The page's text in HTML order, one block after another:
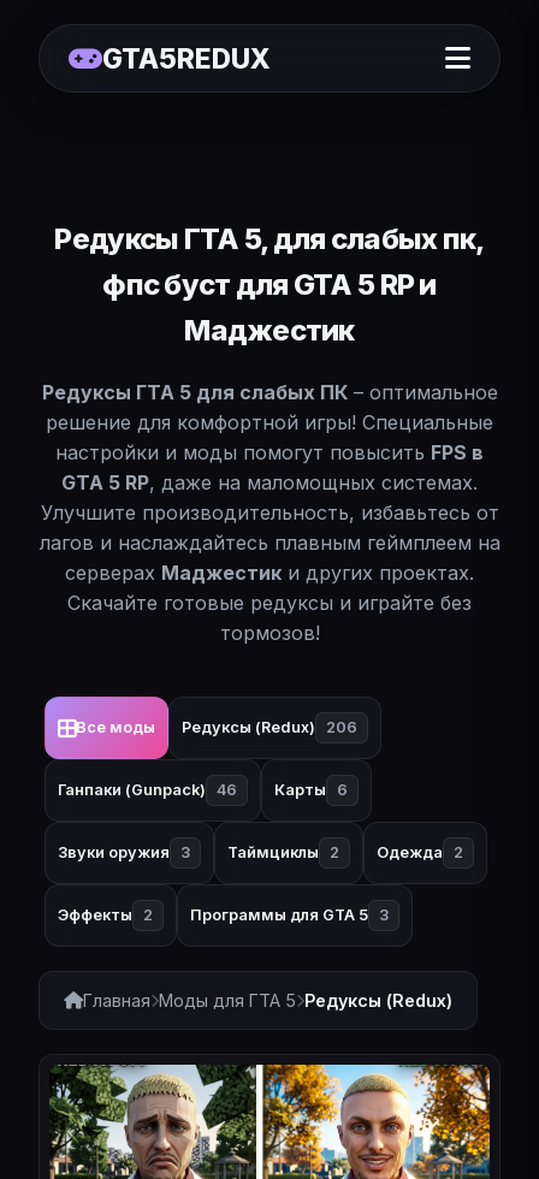
GTA5REDUX
Редуксы ГТА 5, для слабых пк,
фпс буст для GTA 5 RP и
Маджестик
Редуксы ГТА 5 для слабых ПК– оптимальное
решение для комфортной игры! Специальные
настройки и моды помогут повысить FPS в
GTA 5 RP, даже на маломощных системах.
Улучшите производительность, избавьтесь от
лагов и наслаждайтесь плавным геймплеем на
серверах Маджестик и других проектах.
Скачайте готовые редуксы и играйте без
тормозов!
Все моды Редуксы (Redux) 206
Ганпаки (Gunpack) 46 Карты 6
Звуки оружия 3 Таймциклы 2 Одежда 2
Эффекты 2 Программы для GTA 5 3
Главная Моды для ГТА 5 Редуксы (Redux)